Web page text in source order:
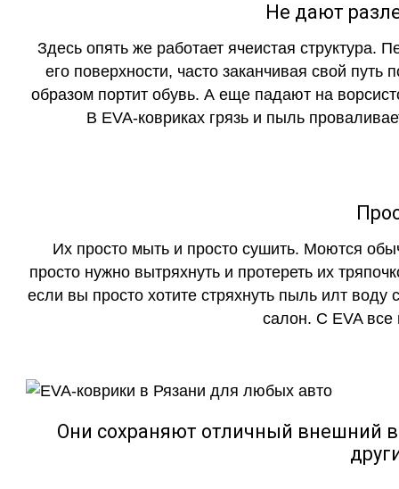
Не дают
Здесь опять же работает ячеистая структура.
его поверхности, часто заканчивая свой
образом портит обувь. А еще падают на
В EVA-ковриках грязь и пыль
Их просто мыть и просто сушить. Моются
просто нужно вытряхнуть и протереть их
если вы просто хотите стряхнуть пыль илт воду
салон. С EVA все
Они сохраняют отличный внешний